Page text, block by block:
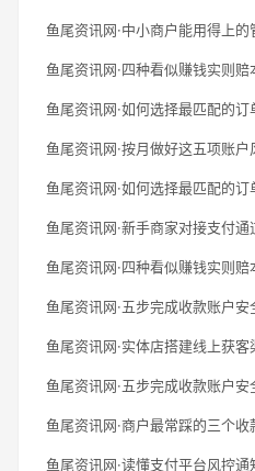
鱼尾资讯网·中小商户能用得上
鱼尾资讯网·四种看似赚钱实则赔
鱼尾资讯网·如何选择最匹配的订
鱼尾资讯网·按月做好这五项账户
鱼尾资讯网·如何选择最匹配的订
鱼尾资讯网·新手商家对接支付
鱼尾资讯网·四种看似赚钱实则赔
鱼尾资讯网·五步完成收款账户安
鱼尾资讯网·实体店搭建线上获
鱼尾资讯网·五步完成收款账户安
鱼尾资讯网·商户最常踩的三个收
鱼尾资讯网·读懂支付平台风控